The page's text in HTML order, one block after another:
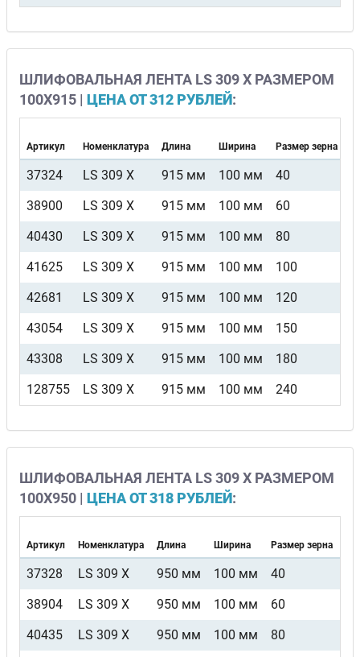
ШЛИФОВАЛЬНАЯ ЛЕНТА LS 309 X РАЗМЕРОМ
100Х915 | ЦЕНА ОТ 312 РУБЛЕЙ:
Артикул Номенклатура Длина Ширина Размер зерна
37324 LS 309 X 915 мм 100 мм 40
38900
LS 309 X 915 мм 100 мм 60
40430
LS 309 X 915 мм 100 мм 80
41625
LS 309 X 915 мм 100 мм 100
42681
LS 309 X 915 мм 100 мм 120
43054
LS 309 X 915 мм 100 мм 150
43308
LS 309 X 915 мм 100 мм 180
128755
LS 309 X 915 мм 100 мм 240
ШЛИФОВАЛЬНАЯ ЛЕНТА LS 309 X РАЗМЕРОМ
100Х950 | ЦЕНА ОТ 318 РУБЛЕЙ:
Артикул Номенклатура Длина Ширина Размер зерна
37328 LS 309 X 950 мм 100 мм 40
38904
LS 309 X 950 мм 100 мм 60
40435
LS 309 X 950 мм 100 мм 80